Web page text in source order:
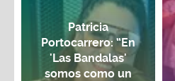
Patricia
Portocarrero: “En
'Las Bandalas'
somos como un